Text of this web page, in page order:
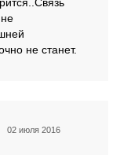
не станет.
02 июля 2016